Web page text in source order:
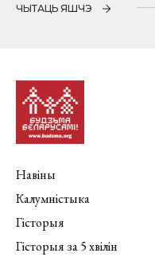
ЧЫТАЦЬ ЯШЧЭ
Навіны
Калумністыка
Гісторыя
Гісторыя за 5 хвілін